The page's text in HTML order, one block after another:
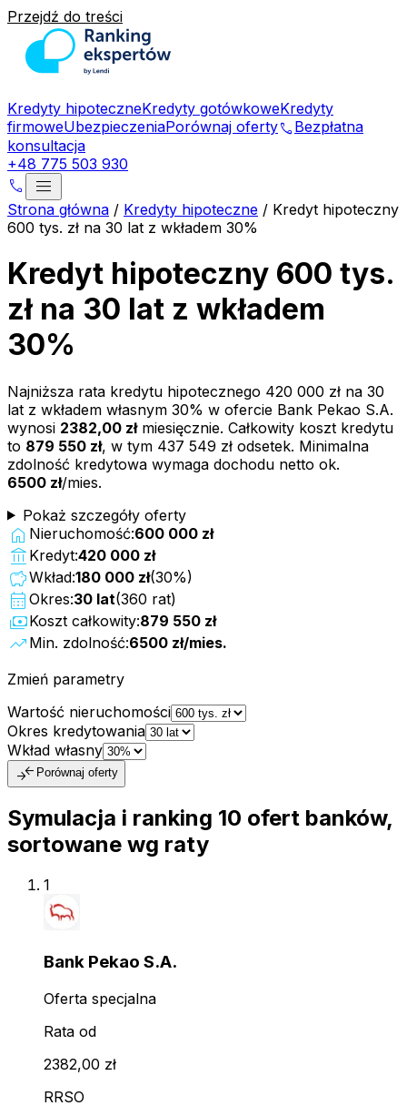
Przejdź do treści
Kredyty hipoteczneKredyty gotówkoweKredyty
firmoweUbezpieczeniaPorównaj ofertyphone Bezpłatna
konsultacja
+48 775 503 930
phone menu
Strona główna / Kredyty hipoteczne / Kredyt hipoteczny
600 tys. zł na 30 lat z wkładem 30%
Kredyt hipoteczny 600 tys.
zł na 30 lat z wkładem
30%
Najniższa rata kredytu hipotecznego 420 000 zł na 30
lat z wkładem własnym 30% w ofercie Bank Pekao S.A.
wynosi 2382,00 złmiesięcznie. Całkowity koszt kredytu
to 879 550 zł, w tym 437 549 zł odsetek. Minimalna
zdolność kredytowa wymaga dochodu netto ok.
6500 zł/mies.
Pokaż szczegóły oferty
home Nieruchomość:600 000 zł
account_balance Kredyt:420 000 zł
savingsWkład:180 000 zł(30%)
calendar_month Okres:30 lat(360 rat)
paymentsKoszt całkowity:879 550 zł
trending_up Min. zdolność:6500 zł/mies.
Zmień parametry
Wartość nieruchomości
Okres kredytowania
Wkład własny
compare_arrows Porównaj oferty
Symulacja i ranking 10 ofert banków,
sortowane wg raty
1
Bank Pekao S.A.
Oferta specjalna
Rata od
2382,00 zł
RRSO